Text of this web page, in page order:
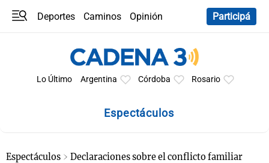
Deportes Caminos
Opinión
Participá
Lo Último Argentina Córdoba Rosario
Espectáculos
Espectáculos Declaraciones sobre el conflicto familiar